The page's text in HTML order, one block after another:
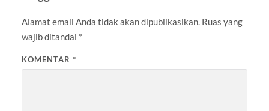
Alamat email Anda tidak akan dipublikasikan. Ruas yang
wajib ditandai *
KOMENTAR *